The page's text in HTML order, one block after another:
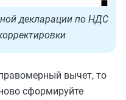
декларации по НДС
вычет, то
сформируйте